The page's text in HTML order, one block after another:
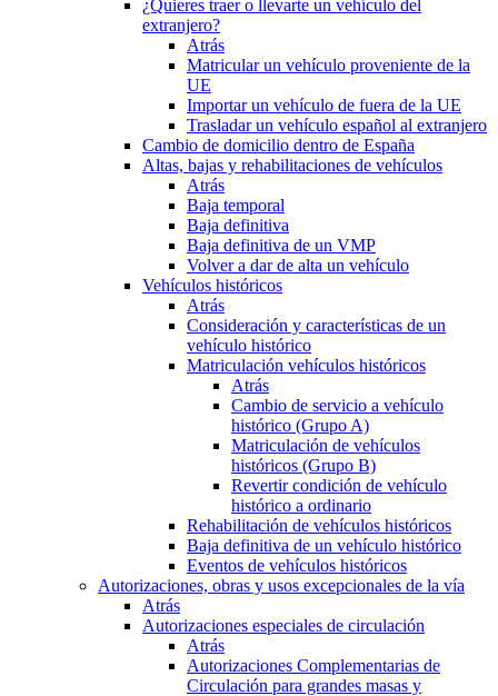
¿Quieres traer o llevarte un vehículo del
extranjero?
Atrás
Matricular un vehículo proveniente de la
UE
Importar un vehículo de fuera de la UE
Trasladar un vehículo español al extranjero
Cambio de domicilio dentro de España
Altas, bajas y rehabilitaciones de vehículos
Atrás
Baja temporal
Baja definitiva
Baja definitiva de un VMP
Volver a dar de alta un vehículo
Vehículos históricos
Atrás
Consideración y características de un
vehículo histórico
Matriculación vehículos históricos
Atrás
Cambio de servicio a vehículo
histórico (Grupo A)
Matriculación de vehículos
históricos (Grupo B)
Revertir condición de vehículo
histórico a ordinario
Rehabilitación de vehículos históricos
Baja definitiva de un vehículo histórico
Eventos de vehículos históricos
Autorizaciones, obras y usos excepcionales de la vía
Atrás
Autorizaciones especiales de circulación
Atrás
Autorizaciones Complementarias de
Circulación para grandes masas y